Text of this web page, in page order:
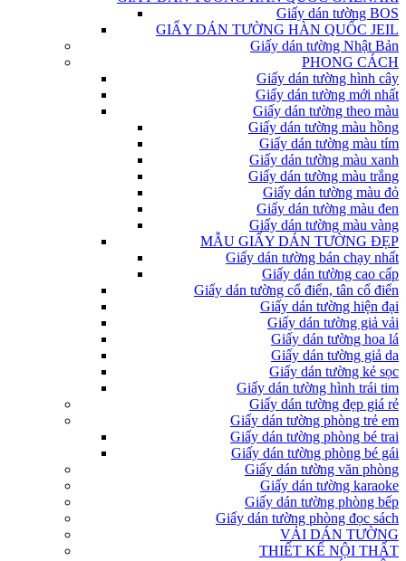
Giấy dán tường BOS
GIẤY DÁN TƯỜNG HÀN QUỐC JEIL
Giấy dán tường Nhật Bản
PHONG CÁCH
Giấy dán tường hình cây
Giấy dán tường mới nhất
Giấy dán tường theo màu
Giấy dán tường màu hồng
Giấy dán tường màu tím
Giấy dán tường màu xanh
Giấy dán tường màu trắng
Giấy dán tường màu đỏ
Giấy dán tường màu đen
Giấy dán tường màu vàng
MẪU GIẤY DÁN TƯỜNG ĐẸP
Giấy dán tường bán chạy nhất
Giấy dán tường cao cấp
Giấy dán tường cổ điển, tân cổ điển
Giấy dán tường hiện đại
Giấy dán tường giả vải
Giấy dán tường hoa lá
Giấy dán tường giả da
Giấy dán tường kẻ sọc
Giấy dán tường hình trái tim
Giấy dán tường đẹp giá rẻ
Giấy dán tường phòng trẻ em
Giấy dán tường phòng bé trai
Giấy dán tường phòng bé gái
Giấy dán tường văn phòng
Giấy dán tường karaoke
Giấy dán tường phòng bếp
Giấy dán tường phòng đọc sách
VẢI DÁN TƯỜNG
THIẾT KẾ NỘI THẤT